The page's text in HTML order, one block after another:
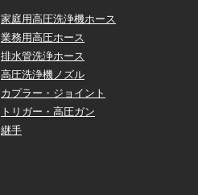
家庭用高圧洗浄機ホース
業務用高圧ホース
排水管洗浄ホース
高圧洗浄機ノズル
カプラー・ジョイント
トリガー・高圧ガン
継手